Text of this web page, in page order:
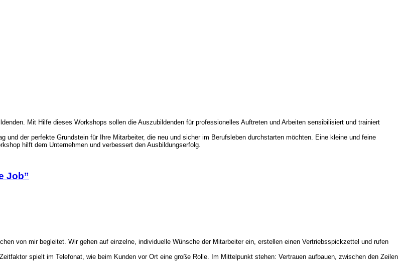
Mit Hilfe dieses Workshops sollen die Auszubildenden für professionelles Auftreten und Arbeiten sensibilisiert und trainiert
der perfekte Grundstein für Ihre Mitarbeiter, die neu und sicher im Berufsleben durchstarten möchten. Eine kleine und feine
hilft dem Unternehmen und verbessert den Ausbildungserfolg.
Job”
von mir begleitet. Wir gehen auf einzelne, individuelle Wünsche der Mitarbeiter ein, erstellen einen Vertriebsspickzettel und rufen
spielt im Telefonat, wie beim Kunden vor Ort eine große Rolle. Im Mittelpunkt stehen: Vertrauen aufbauen, zwischen den Zeilen